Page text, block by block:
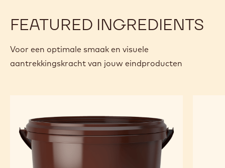
FEATURED INGREDIENTS
Voor een optimale smaak en visuele
aantrekkingskracht van jouw eindproducten